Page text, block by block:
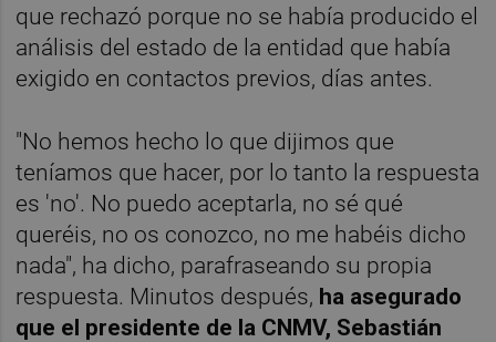
que rechazó porque no se había producido el
análisis del estado de la entidad que había
exigido en contactos previos, días antes.
"No hemos hecho lo que dijimos que
teníamos que hacer, por lo tanto la respuesta
es 'no'. No puedo aceptarla, no sé qué
queréis, no os conozco, no me habéis dicho
nada", ha dicho, parafraseando su propia
respuesta. Minutos después, ha asegurado
que el presidente de la CNMV, Sebastián